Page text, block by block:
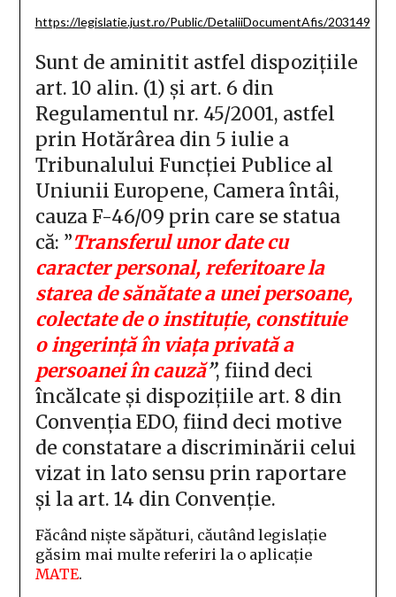
https://legislatie.just.ro/Public/DetaliiDocumentAfis/203149
Sunt de aminitit astfel dispozițiile
art. 10 alin. (1) și art. 6 din
Regulamentul nr. 45/2001, astfel
prin Hotărârea din 5 iulie a
Tribunalului Funcției Publice al
Uniunii Europene, Camera întâi,
cauza F-46/09 prin care se statua
că: ”Transferul unor date cu
caracter personal, referitoare la
starea de sănătate a unei persoane,
colectate de o instituție, constituie
o ingerință în viața privată a
persoanei în cauză”, fiind deci
încălcate și dispozițiile art. 8 din
Convenția EDO, fiind deci motive
de constatare a discriminării celui
vizat in lato sensu prin raportare
și la art. 14 din Convenție.
Făcând niște săpături, căutând legislație
găsim mai multe referiri la o aplicație
MATE.